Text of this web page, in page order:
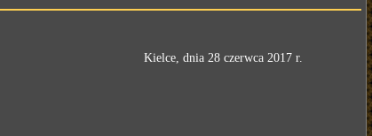
Kielce, dnia 28 czerwca 2017 r.